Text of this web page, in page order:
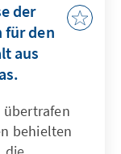
der
für den
aus
übertrafen
behielten